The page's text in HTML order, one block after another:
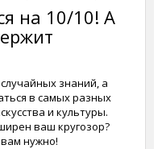
на 10/10! А
знаний, а
в самых разных
и культуры.
ваш кругозор?
нужно!